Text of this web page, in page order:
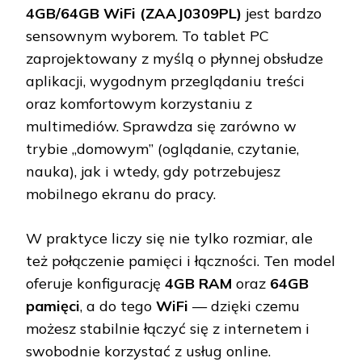
4GB/64GB WiFi (ZAAJ0309PL) jest bardzo
sensownym wyborem. To tablet PC
zaprojektowany z myślą o płynnej obsłudze
aplikacji, wygodnym przeglądaniu treści
oraz komfortowym korzystaniu z
multimediów. Sprawdza się zarówno w
trybie „domowym” (oglądanie, czytanie,
nauka), jak i wtedy, gdy potrzebujesz
mobilnego ekranu do pracy.
W praktyce liczy się nie tylko rozmiar, ale
też połączenie pamięci i łączności. Ten model
oferuje konfigurację 4GB RAM oraz 64GB
pamięci, a do tego WiFi — dzięki czemu
możesz stabilnie łączyć się z internetem i
swobodnie korzystać z usług online.